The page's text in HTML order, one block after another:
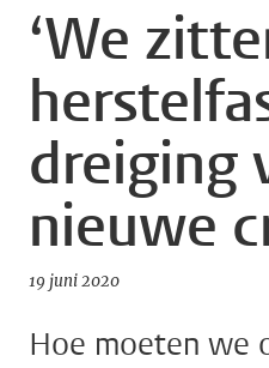
‘We
dreiging
nieuwe
19 juni 2020
Hoe moeten we